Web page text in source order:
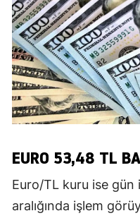
EURO 53,48 TL
Euro/TL kuru ise gün
aralığında işlem